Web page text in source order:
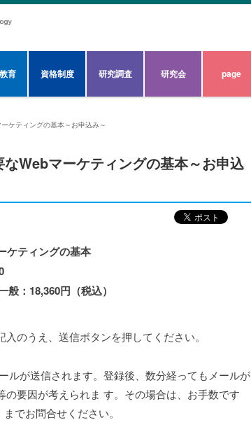
育 資格制度 研究調査 研究会 page
ケティングの基本～お申込み～
Webマーケティングの基本～お申込
ケティングの基本
：18,360円（税込）
のうえ、送信ボタンを押してください。
ルが送信されます。登録後、数分経ってもメールが
要因が考えられま す。その場合は、お手数です
でお問合せください。